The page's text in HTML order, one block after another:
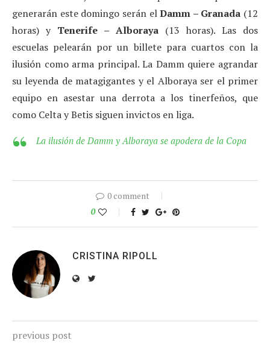
generarán este domingo serán elDamm – Granada (12
horas) y Tenerife – Alboraya (13 horas). Las dos
escuelas pelearán por un billete para cuartos con la
ilusión como arma principal. La Damm quiere agrandar
su leyenda de matagigantes y el Alboraya ser el primer
equipo en asestar una derrota a los tinerfeños, que
como Celta y Betis siguen invictos en liga.
La ilusión de Damm y Alboraya se apodera de la Copa
0 comment
0
CRISTINA RIPOLL
previous post